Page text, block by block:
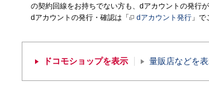
の契約回線をお持ちでない方も、dアカウントの発行が
dアカウントの発行・確認は「
dアカウント発行 」で
ドコモショップを表示 量販店などを